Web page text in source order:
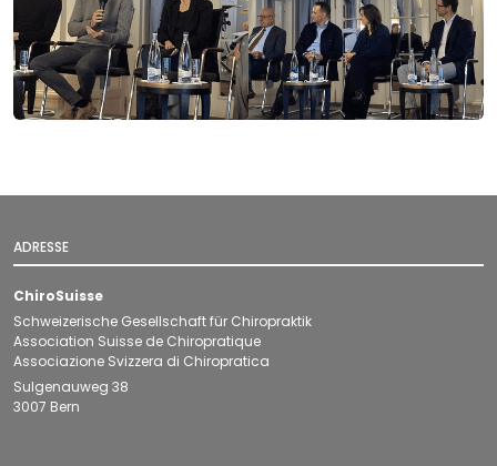
ADRESSE
ChiroSuisse
Schweizerische Gesellschaft für Chiropraktik
Association Suisse de Chiropratique
Associazione Svizzera di Chiropratica
Sulgenauweg 38
3007 Bern